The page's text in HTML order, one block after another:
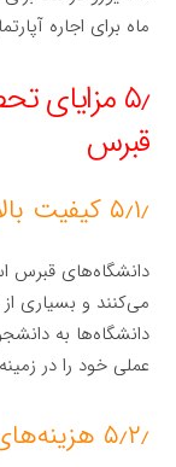
ماه برای اجاره
۵٫
قبرس
۵٫۱٫ کیفیت بالای آموزش
دانشگاه‌های قبرس
می‌کنند و بسیاری
دانشگاه‌ها به
عملی خود را در
۵٫۲٫ هزینه‌های مقرون به صرفه